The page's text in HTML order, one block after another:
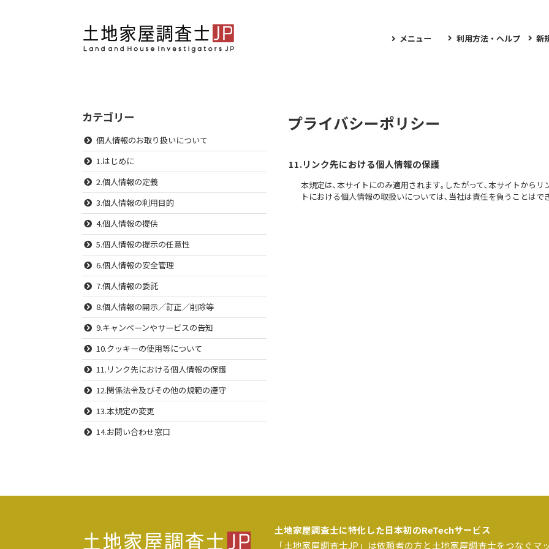
メニュー 利用方法・ヘルプ 新
プライバシーポリシー
11.リンク先における個人情報の保護
本規定は､本サイトにのみ適用されます｡したがって､本サイトから
トにおける個人情報の取扱いについては､当社は責任を負うことはで
カテゴリー
個人情報のお取り扱いについて
1.はじめに
2.個人情報の定義
3.個人情報の利用目的
4.個人情報の提供
5.個人情報の提示の任意性
6.個人情報の安全管理
7.個人情報の委託
8.個人情報の開示／訂正／削除等
9.キャンペーンやサービスの告知
10.クッキーの使用等について
11.リンク先における個人情報の保護
12.関係法令及びその他の規範の遵守
13.本規定の変更
14.お問い合わせ窓口
土地家屋調査士に特化した日本初のReTechサービス
「土地家屋調査士JP」は依頼者の方と土地家屋調査士をつなぐマ